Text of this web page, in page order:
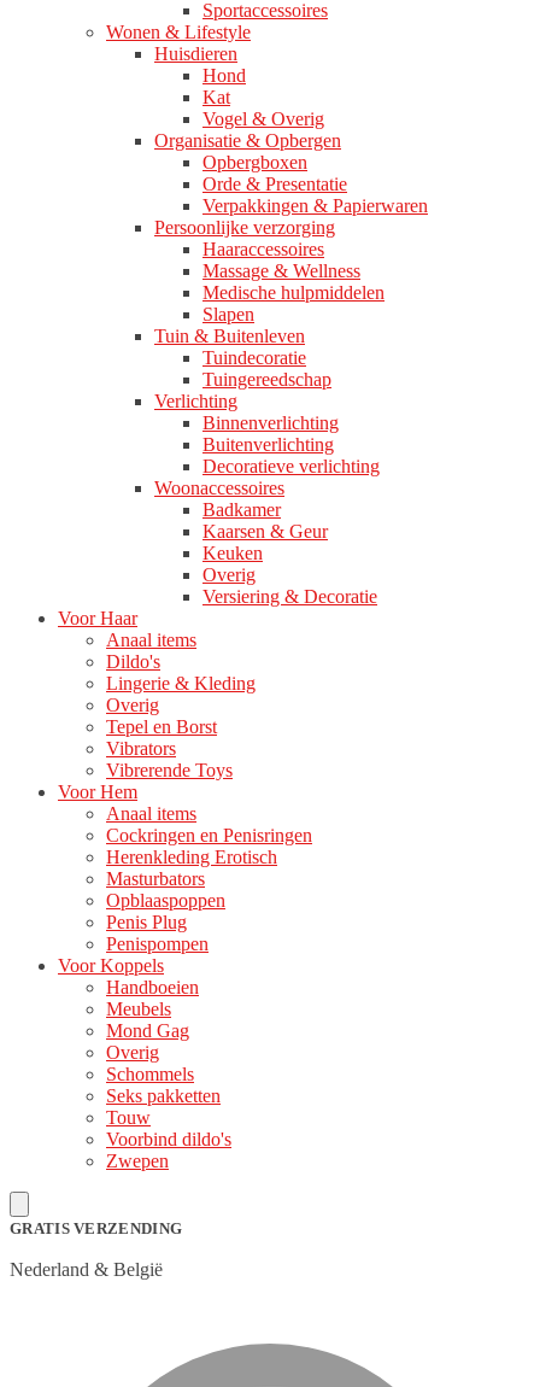
Sportaccessoires
Wonen & Lifestyle
Huisdieren
Hond
Kat
Vogel & Overig
Organisatie & Opbergen
Opbergboxen
Orde & Presentatie
Verpakkingen & Papierwaren
Persoonlijke verzorging
Haaraccessoires
Massage & Wellness
Medische hulpmiddelen
Slapen
Tuin & Buitenleven
Tuindecoratie
Tuingereedschap
Verlichting
Binnenverlichting
Buitenverlichting
Decoratieve verlichting
Woonaccessoires
Badkamer
Kaarsen & Geur
Keuken
Overig
Versiering & Decoratie
Voor Haar
Anaal items
Dildo's
Lingerie & Kleding
Overig
Tepel en Borst
Vibrators
Vibrerende Toys
Voor Hem
Anaal items
Cockringen en Penisringen
Herenkleding Erotisch
Masturbators
Opblaaspoppen
Penis Plug
Penispompen
Voor Koppels
Handboeien
Meubels
Mond Gag
Overig
Schommels
Seks pakketten
Touw
Voorbind dildo's
Zwepen
GRATIS VERZENDING
Nederland & België